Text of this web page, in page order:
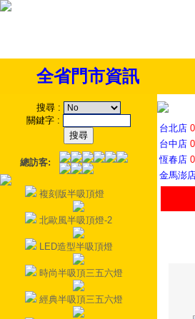
全省門市資訊
搜尋 :
關鍵字 :
總訪客:
複刻版半吸頂燈
北歐風半吸頂燈-2
LED造型半吸頂燈
時尚半吸頂三五六燈
經典半吸頂三五六燈
台北店
台中店
恆春店
金馬澎